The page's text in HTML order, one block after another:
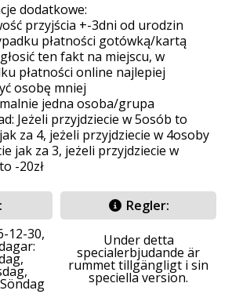
dodatkowe:
przyjścia +-3dni od urodzin
płatności gotówką/kartą
ten fakt na miejscu, w
płatności online najlepiej
osobę mniej
jedna osoba/grupa
Jeżeli przyjdziecie w 5osób to
za 4, jeżeli przyjdziecie w 4osoby
jak za 3, jeżeli przyjdziecie w
-20zł
12-30,
Regler:
Under detta
specialerbjudande är
rummet tillgängligt i sin
speciella version.